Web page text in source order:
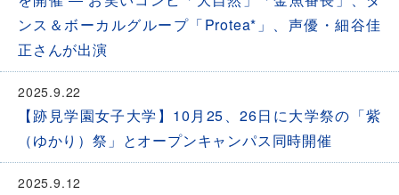
ンス＆ボーカルグループ「Protea*」、声優・細谷佳
正さんが出演
2025.9.22
【跡見学園女子大学】10月25、26日に大学祭の「紫
（ゆかり）祭」とオープンキャンパス同時開催
2025.9.12